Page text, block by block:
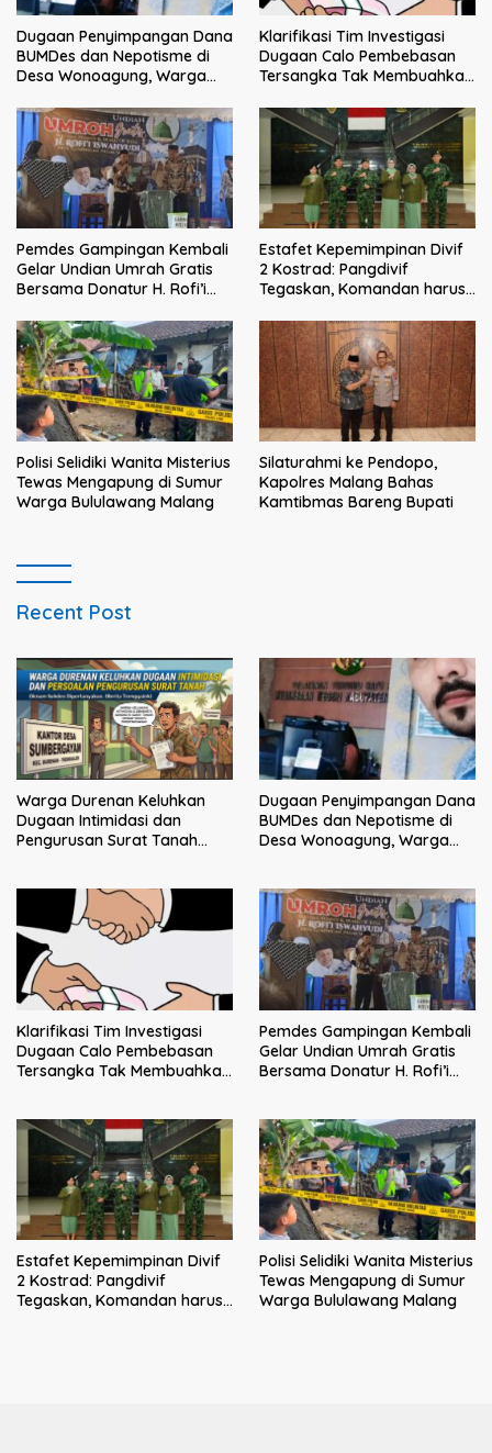
Dugaan Penyimpangan Dana
BUMDes dan Nepotisme di
Desa Wonoagung, Warga
Malang
Klarifikasi Tim Investigasi
Dugaan Calo Pembebasan
Tersangka Tak Membuahkan
Pemdes Gampingan Kembali
Gelar Undian Umrah Gratis
Bersama Donatur H. Rofi’i
bagi Pejuang Sosial
Estafet Kepemimpinan Divif
2 Kostrad: Pangdivif
Tegaskan, Komandan harus
dan solusi bagi prajurit
Polisi Selidiki Wanita Misterius
Tewas Mengapung di Sumur
Warga Bululawang Malang
Silaturahmi ke Pendopo,
Kapolres Malang Bahas
Kamtibmas Bareng Bupati
Recent Post
Warga Durenan Keluhkan
Dugaan Intimidasi dan
Pengurusan Surat Tanah
Dugaan Penyimpangan Dana
BUMDes dan Nepotisme di
Desa Wonoagung, Warga
Klarifikasi Tim Investigasi
Dugaan Calo Pembebasan
Tersangka Tak Membuahkan
Pemdes Gampingan Kembali
Gelar Undian Umrah Gratis
Bersama Donatur H. Rofi’i
Estafet Kepemimpinan Divif
2 Kostrad: Pangdivif
Tegaskan, Komandan harus
Polisi Selidiki Wanita Misterius
Tewas Mengapung di Sumur
Warga Bululawang Malang